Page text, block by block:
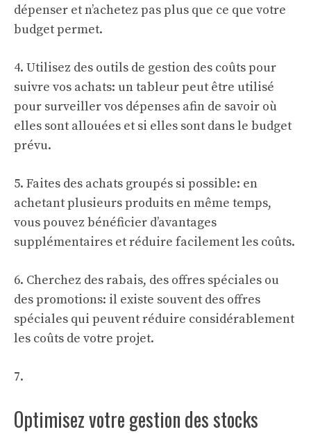
dépenser et n’achetez pas plus que ce que votre
budget permet.
4. Utilisez des outils de gestion des coûts pour
suivre vos achats: un tableur peut être utilisé
pour surveiller vos dépenses afin de savoir où
elles sont allouées et si elles sont dans le budget
prévu.
5. Faites des achats groupés si possible: en
achetant plusieurs produits en même temps,
vous pouvez bénéficier d’avantages
supplémentaires et réduire facilement les coûts.
6. Cherchez des rabais, des offres spéciales ou
des promotions: il existe souvent des offres
spéciales qui peuvent réduire considérablement
les coûts de votre projet.
7.
Optimisez votre gestion des stocks